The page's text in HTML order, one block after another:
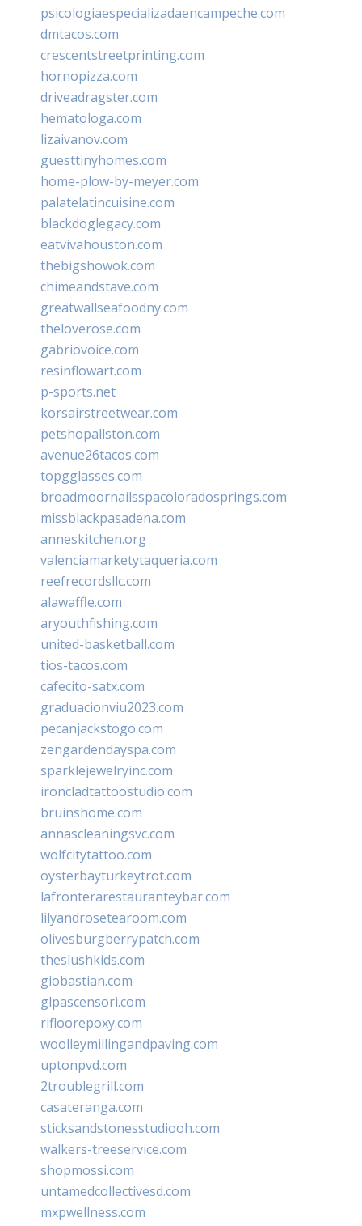
psicologiaespecializadaencampeche.com
dmtacos.com
crescentstreetprinting.com
hornopizza.com
driveadragster.com
hematologa.com
lizaivanov.com
guesttinyhomes.com
home-plow-by-meyer.com
palatelatincuisine.com
blackdoglegacy.com
eatvivahouston.com
thebigshowok.com
chimeandstave.com
greatwallseafoodny.com
theloverose.com
gabriovoice.com
resinflowart.com
p-sports.net
korsairstreetwear.com
petshopallston.com
avenue26tacos.com
topgglasses.com
broadmoornailsspacoloradosprings.com
missblackpasadena.com
anneskitchen.org
valenciamarketytaqueria.com
reefrecordsllc.com
alawaffle.com
aryouthfishing.com
united-basketball.com
tios-tacos.com
cafecito-satx.com
graduacionviu2023.com
pecanjackstogo.com
zengardendayspa.com
sparklejewelryinc.com
ironcladtattoostudio.com
bruinshome.com
annascleaningsvc.com
wolfcitytattoo.com
oysterbayturkeytrot.com
lafronterarestauranteybar.com
lilyandrosetearoom.com
olivesburgberrypatch.com
theslushkids.com
giobastian.com
glpascensori.com
rifloorepoxy.com
woolleymillingandpaving.com
uptonpvd.com
2troublegrill.com
casateranga.com
sticksandstonesstudiooh.com
walkers-treeservice.com
shopmossi.com
untamedcollectivesd.com
mxpwellness.com